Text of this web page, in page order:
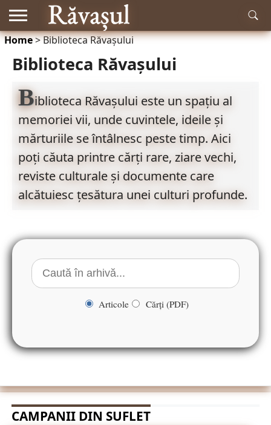
RĂDĂCINI
ȘI
ȘTIINȚĂ
Home>Biblioteca Răvașului
Biblioteca Răvașului
Biblioteca Răvașului este un spațiu al
memoriei vii, unde cuvintele, ideile și
mărturiile se întâlnesc peste timp. Aici
poți căuta printre cărți rare, ziare vechi,
reviste culturale și documente care
alcătuiesc țesătura unei culturi profunde.
Articole Cărți (PDF)
CAMPANII DIN SUFLET